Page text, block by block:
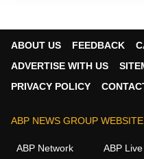
ABOUT US FEEDBACK
ADVERTISE WITH US
PRIVACY POLICY
ABP NEWS GROUP
ABP Network ABP Live